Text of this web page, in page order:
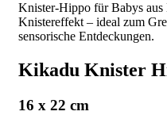
Knister-Hippo für Babys
Knistereffekt – ideal zum
sensorische Entdeckungen.
Kikadu Knister
16 x 22 cm